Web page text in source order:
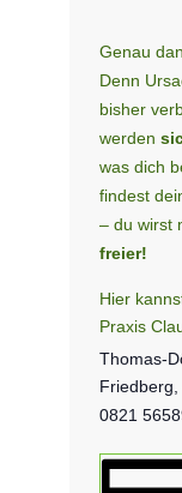
Genau
Denn
bisher
werden
was dich
findest
– du wirst
freier!
Hier
Praxis
Thomas-
Friedberg,
0821